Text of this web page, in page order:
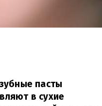
пасты
в сухие